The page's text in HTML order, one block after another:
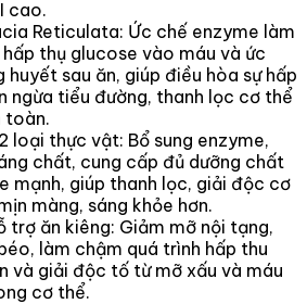
cao.
Reticulata: Ức chế enzyme làm
thụ glucose vào máu và ức
huyết sau ăn, giúp điều hòa sự hấp
ngừa tiểu đường, thanh lọc cơ thể
toàn.
loại thực vật: Bổ sung enzyme,
chất, cung cấp đủ dưỡng chất
mạnh, giúp thanh lọc, giải độc cơ
màng, sáng khỏe hơn.
trợ ăn kiêng: Giảm mỡ nội tạng,
làm chậm quá trình hấp thu
và giải độc tố từ mỡ xấu và máu
cơ thể.